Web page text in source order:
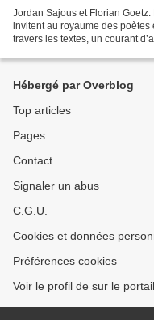
Jordan Sajous et Florian
invitent au royaume des
travers les textes, un courant
Hébergé par Overblog
Top articles
Pages
Contact
Signaler un abus
C.G.U.
Cookies et données
Préférences cookies
Voir le profil de sur le